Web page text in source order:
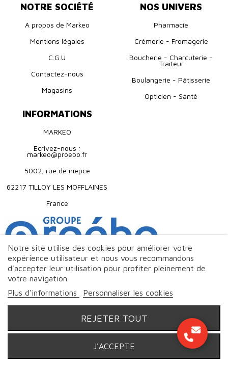
NOTRE SOCIÉTÉ
A propos de Markeo
Mentions légales
C.G.U
Contactez-nous
Magasins
NOS UNIVERS
Pharmacie
Crèmerie - Fromagerie
Boucherie - Charcuterie -
Traiteur
Boulangerie - Pâtisserie
Opticien - Santé
INFORMATIONS
MARKEO
Ecrivez-nous :
markeo@proebo.fr
5002, rue de niepce
62217 TILLOY LES MOFFLAINES
France
Notre site utilise des cookies pour améliorer votre
expérience utilisateur et nous vous recommandons
d'accepter leur utilisation pour profiter pleinement de
votre navigation.
Plus d'informations
Personnaliser les cookies
REJETER TOUT
J'ACCEPTE
© Markeo - 2026 | Tous droits réservés